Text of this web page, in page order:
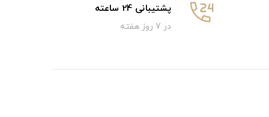
پشتیبانی 24 ساعته
در 7 روز هفته